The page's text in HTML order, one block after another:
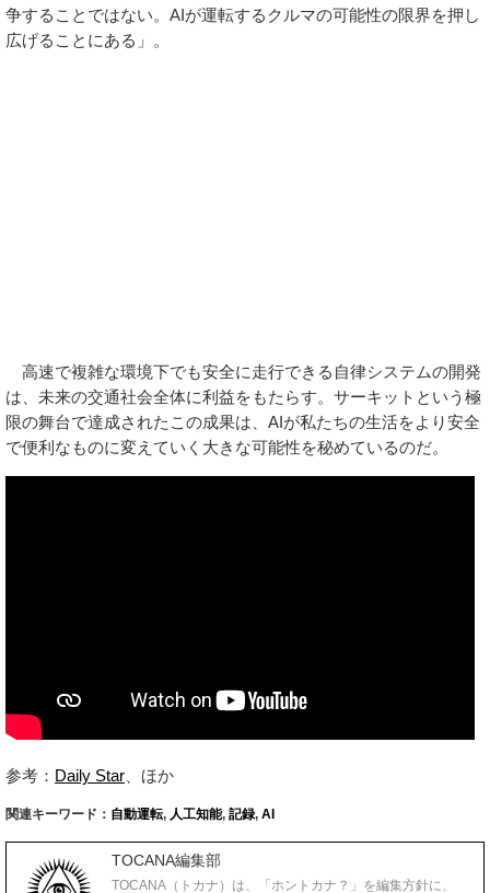
争することではない。AIが運転するクルマの可能性の限界を押し
広げることにある」。
高速で複雑な環境下でも安全に走行できる自律システムの開発
は、未来の交通社会全体に利益をもたらす。サーキットという極
限の舞台で達成されたこの成果は、AIが私たちの生活をより安全
で便利なものに変えていく大きな可能性を秘めているのだ。
参考： Daily Star 、ほか
関連キーワード： 自動運転, 人工知能, 記録, AI
TOCANA編集部
TOCANA（トカナ）は、「ホントカナ？」を編集方針に、